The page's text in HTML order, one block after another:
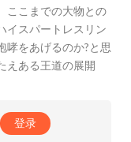
ここまでの大物との
イスパートレスリン
哮をあげるのか?と思
えある王道の展開
登录